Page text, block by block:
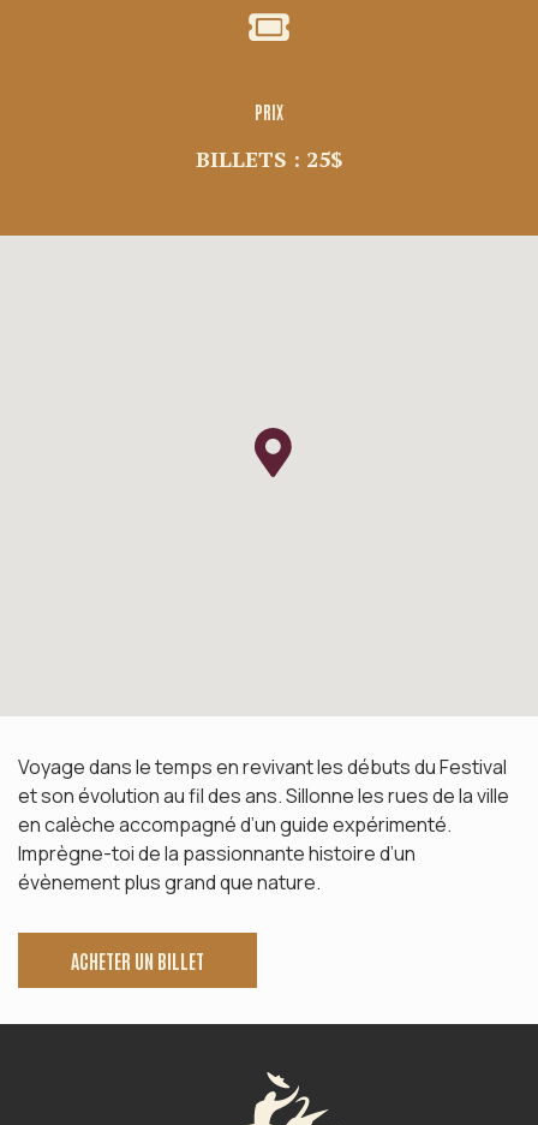
PRIX
BILLETS : 25$
Voyage dans le temps en revivant les débuts du Festival
et son évolution au fil des ans. Sillonne les rues de la ville
en calèche accompagné d’un guide expérimenté.
Imprègne-toi de la passionnante histoire d’un
évènement plus grand que nature.
ACHETER UN BILLET